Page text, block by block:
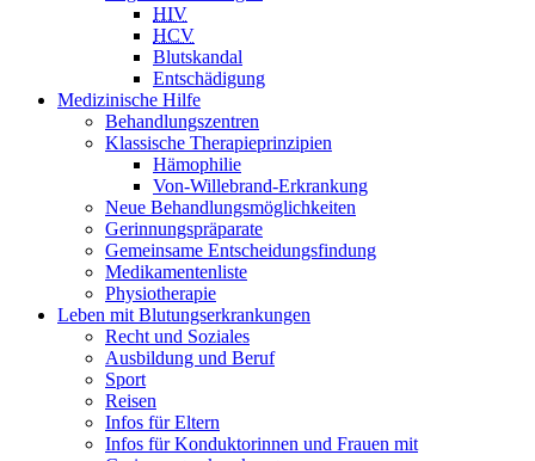
HIV
HCV
Blutskandal
Entschädigung
Medizinische Hilfe
Behandlungszentren
Klassische Therapieprinzipien
Hämophilie
Von-Willebrand-Erkrankung
Neue Behandlungsmöglichkeiten
Gerinnungspräparate
Gemeinsame Entscheidungsfindung
Medikamentenliste
Physiotherapie
Leben mit Blutungserkrankungen
Recht und Soziales
Ausbildung und Beruf
Sport
Reisen
Infos für Eltern
Infos für Konduktorinnen und Frauen mit